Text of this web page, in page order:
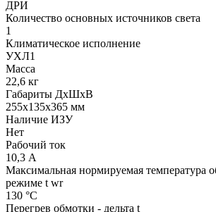
ДРИ
Количество основных источников света
1
Климатическое исполнение
УХЛ1
Масса
22,6 кг
Габариты ДхШхВ
255x135x365 мм
Наличие ИЗУ
Нет
Рабочий ток
10,3 А
Максимальная нормируемая температура
режиме t wr
130 °С
Перегрев обмотки - дельта t